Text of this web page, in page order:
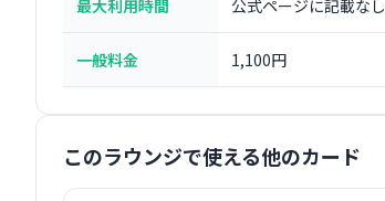
最大利用時間 公式ページに記載なし
一般料金 1,100円
このラウンジで使える他のカード